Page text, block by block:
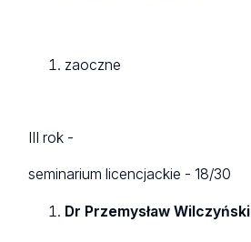
zaoczne
III rok -
seminarium licencjackie - 18/30
Dr Przemysław Wilczyński